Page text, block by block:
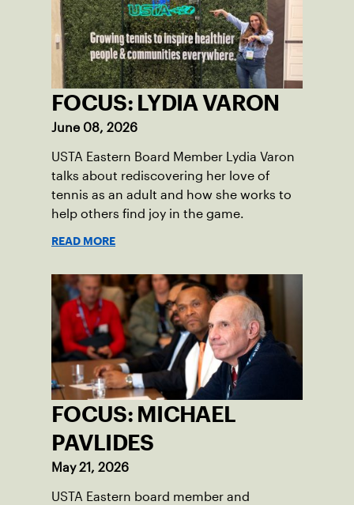
FOCUS: LYDIA VARON
June 08, 2026
USTA Eastern Board Member Lydia Varon
talks about rediscovering her love of
tennis as an adult and how she works to
help others find joy in the game.
READ MORE
FOCUS: MICHAEL
PAVLIDES
May 21, 2026
USTA Eastern board member and